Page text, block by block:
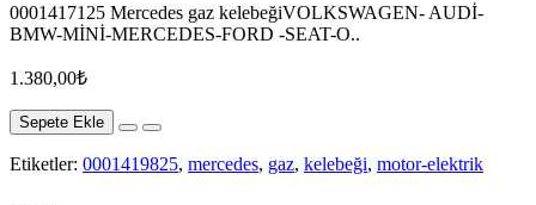
0001417125 Mercedes gaz kelebeğiVOLKSWAGEN- AUDİ-
BMW-MİNİ-MERCEDES-FORD -SEAT-O..
1.380,00₺
Sepete Ekle
Etiketler: 0001419825, mercedes, gaz, kelebeği, motor-elektrik